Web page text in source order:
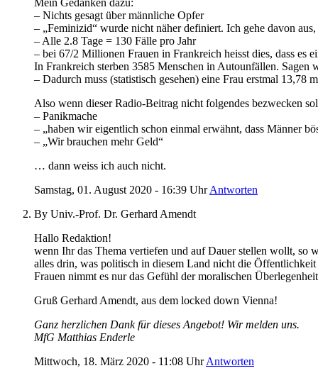
– Nichts gesagt über männliche Opfer
– „Feminizid“ wurde nicht näher definiert. Ich gehe davon
– Alle 2.8 Tage = 130 Fälle pro Jahr
– bei 67/2 Millionen Frauen in Frankreich heisst dies, dass es
In Frankreich sterben 3585 Menschen in Autounfällen. Sagen
– Dadurch muss (statistisch gesehen) eine Frau erstmal
Also wenn dieser Radio-Beitrag nicht folgendes bezwecken
– Panikmache
– „haben wir eigentlich schon einmal erwähnt, dass Männer
– „Wir brauchen mehr Geld“
… dann weiss ich auch nicht.
Samstag, 01. August 2020 - 16:39 Uhr Antworten
By Univ.-Prof. Dr. Gerhard Amendt
Hallo Redaktion!
wenn Ihr das Thema vertiefen und auf Dauer stellen wollt, so
alles drin, was politisch in diesem Land nicht die
Frauen nimmt es nur das Gefühl der moralischen
Gruß Gerhard Amendt, aus dem locked down Vienna!
Ganz herzlichen Dank für dieses Angebot! Wir melden uns.
MfG Matthias Enderle
Mittwoch, 18. März 2020 - 11:08 Uhr Antworten